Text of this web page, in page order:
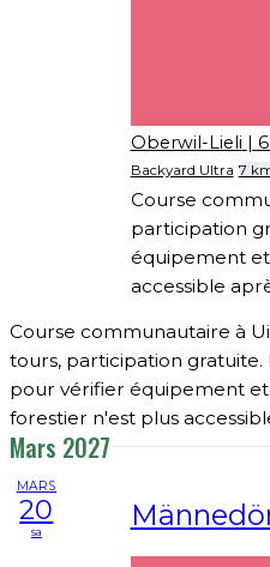
Oberwil-Lieli |
Backyard Ultra 7
Course
participation
équipement
accessible
Course communautaire à
tours, participation
pour vérifier équipement
forestier n'est plus
Mars 2027
MARS
20
sa